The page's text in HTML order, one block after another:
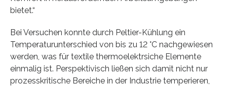
bietet.“
Bei Versuchen konnte durch Peltier-Kühlung ein
Temperaturunterschied von bis zu 12 °C nachgewiesen
werden, was für textile thermoelektrsiche Elemente
einmalig ist. Perspektivisch ließen sich damit nicht nur
prozesskritische Bereiche in der Industrie temperieren,